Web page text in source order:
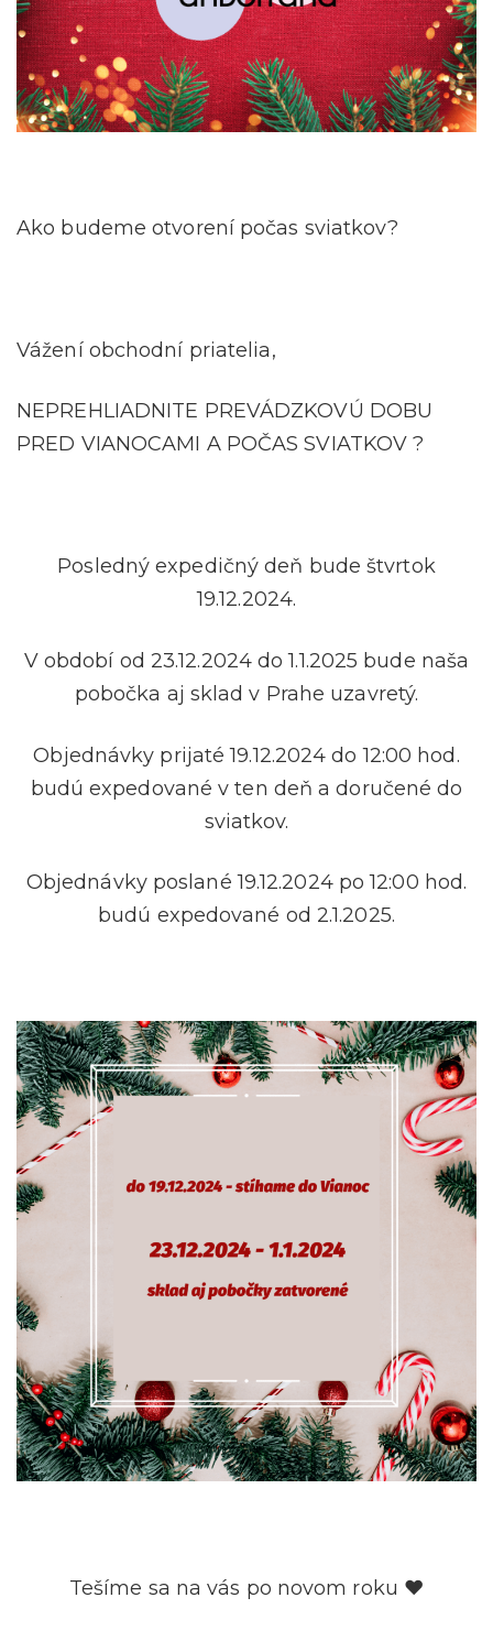
Ako budeme otvorení počas sviatkov?
Vážení obchodní priatelia,
NEPREHLIADNITE PREVÁDZKOVÚ DOBU
PRED VIANOCAMI A POČAS SVIATKOV ?
Posledný expedičný deň bude štvrtok
19.12.2024.
V období od 23.12.2024 do 1.1.2025 bude naša
pobočka aj sklad v Prahe uzavretý.
Objednávky prijaté 19.12.2024 do 12:00 hod.
budú expedované v ten deň a doručené do
sviatkov.
Objednávky poslané 19.12.2024 po 12:00 hod.
budú expedované od 2.1.2025.
Tešíme sa na vás po novom roku ❤️